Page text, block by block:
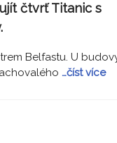
čtvrť Titanic s
Belfastu. U
…číst více